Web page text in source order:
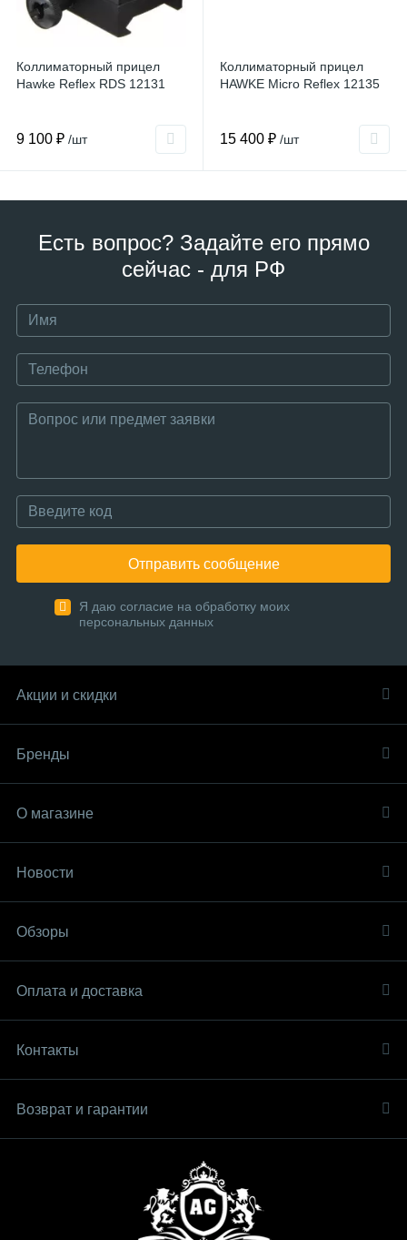
Коллиматорный прицел
Hawke Reflex RDS 12131
9 100 ₽ /шт
Коллиматорный прицел
HAWKE Micro Reflex 12135
15 400 ₽ /шт
Есть вопрос? Задайте его прямо
сейчас - для РФ
Отправить сообщение
Я даю согласие на обработку моих
персональных данных
Акции и скидки
Бренды
О магазине
Новости
Обзоры
Оплата и доставка
Контакты
Возврат и гарантии